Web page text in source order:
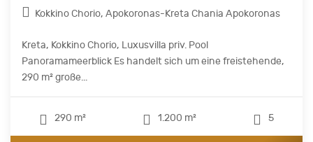
Kokkino Chorio, Apokoronas-Kreta Chania Apokoronas
Kreta, Kokkino Chorio, Luxusvilla priv. Pool
Panoramameerblick Es handelt sich um eine freistehende,
290 m² große...
290 m² 1.200 m² 5